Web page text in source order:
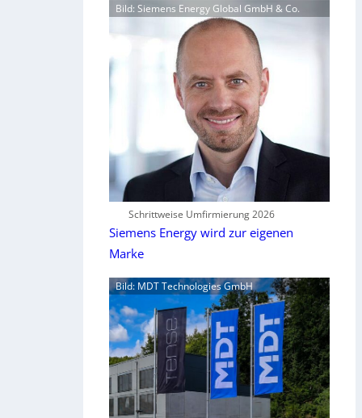
Bild: Siemens Energy Global GmbH & Co.
Schrittweise Umfirmierung 2026
Siemens Energy wird zur eigenen
Marke
Bild: MDT Technologies GmbH